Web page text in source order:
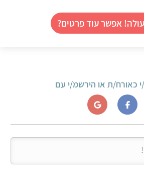
אפשר עוד פרטים?
כאורח/ת או הירשמ/י עם